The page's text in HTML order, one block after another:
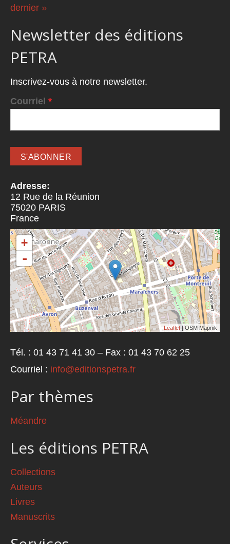
dernier »
Newsletter des éditions
PETRA
Inscrivez-vous à notre newsletter.
Courriel *
Adresse:
12 Rue de la Réunion
75020 PARIS
France
+
-
Leaflet | OSM Mapnik
Tél. : 01 43 71 41 30 – Fax : 01 43 70 62 25
Courriel : info@editionspetra.fr
Par thèmes
Méandre
Les éditions PETRA
Collections
Auteurs
Livres
Manuscrits